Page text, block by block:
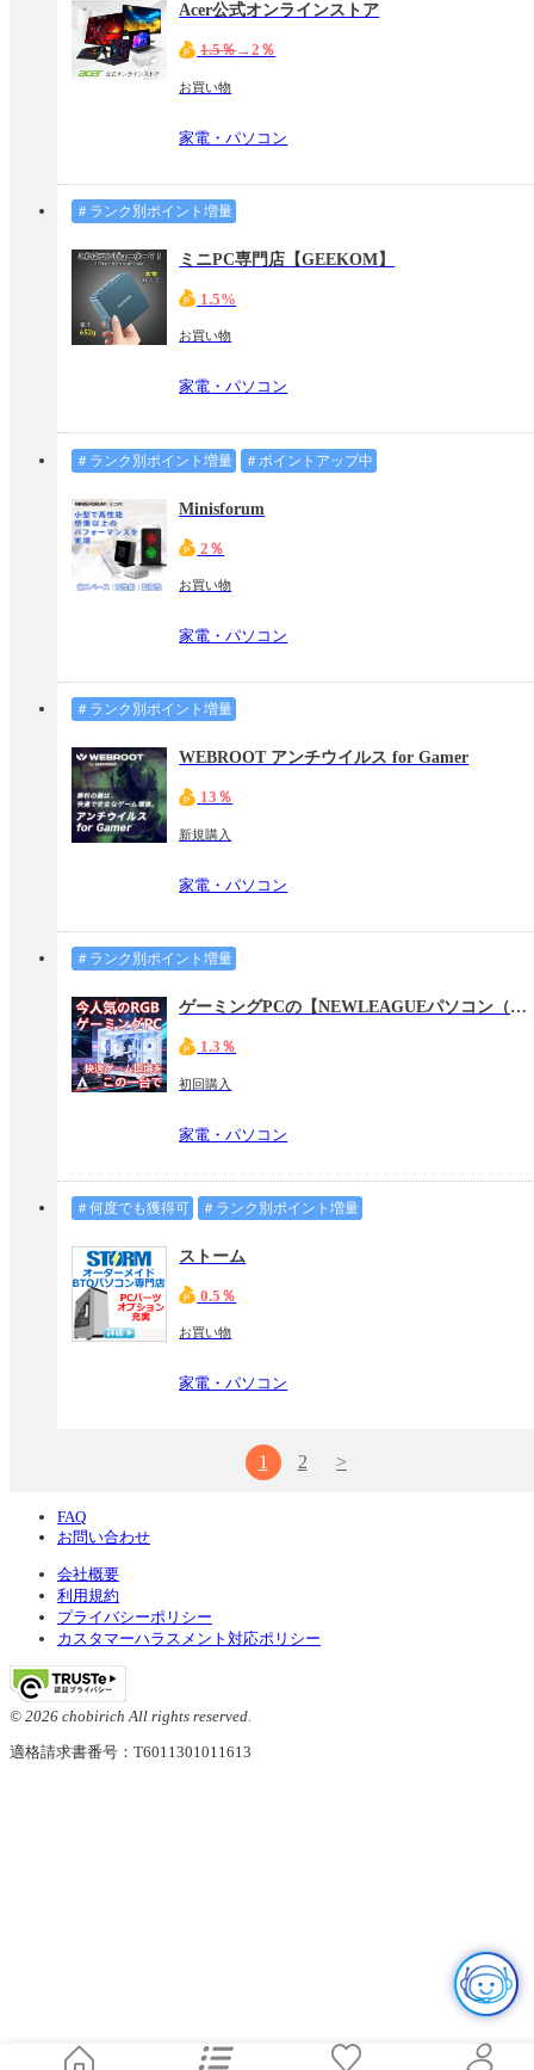
Acer公式オンラインストア
1.5％→2％
お買い物
家電・パソコン
＃ランク別ポイント増量
ミニPC専門店【GEEKOM】
1.5%
お買い物
家電・パソコン
＃ランク別ポイント増量 ＃ポイントアップ中
Minisforum
2％
お買い物
家電・パソコン
＃ランク別ポイント増量
WEBROOT アンチウイルス for Gamer
13％
新規購入
家電・パソコン
＃ランク別ポイント増量
ゲーミングPCの【NEWLEAGUEパソコン（ニューリーグパソコン）】
1.3％
初回購入
家電・パソコン
＃何度でも獲得可 ＃ランク別ポイント増量
ストーム
0.5％
お買い物
家電・パソコン
1 2 >
FAQ
お問い合わせ
会社概要
利用規約
プライバシーポリシー
カスタマーハラスメント対応ポリシー
© 2026 chobirich All rights reserved.
適格請求書番号：T6011301011613